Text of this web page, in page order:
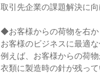
取引先企業の課題解決に
◆お客様からの荷物を右か
お客様のビジネスに最適
例えば、お客様からの荷物
衣類に製造時の針が残っ